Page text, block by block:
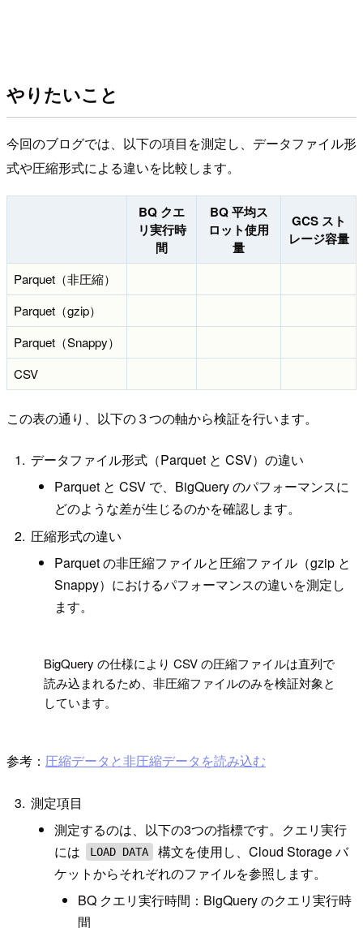
やりたいこと
今回のブログでは、以下の項目を測定し、データファイル形
式や圧縮形式による違いを比較します。
BQ クエ
リ実行時
間
BQ 平均ス
ロット使用
量
GCS スト
レージ容量
Parquet（非圧縮）
Parquet（gzip）
Parquet（Snappy）
CSV
この表の通り、以下の３つの軸から検証を行います。
データファイル形式（Parquet と CSV）の違い
Parquet と CSV で、BigQuery のパフォーマンスに
どのような差が生じるのかを確認します。
圧縮形式の違い
Parquet の非圧縮ファイルと圧縮ファイル（gzip と
Snappy）におけるパフォーマンスの違いを測定し
ます。
BigQuery の仕様により CSV の圧縮ファイルは直列で
読み込まれるため、非圧縮ファイルのみを検証対象と
しています。
参考： 圧縮データと非圧縮データを読み込む
測定項目
測定するのは、以下の3つの指標です。クエリ実行
には
LOAD DATA
構文を使用し、Cloud Storage バ
ケットからそれぞれのファイルを参照します。
BQ クエリ実行時間：BigQuery のクエリ実行時
間